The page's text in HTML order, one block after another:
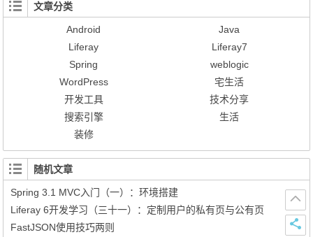
文章分类
Android
Java
Liferay
Liferay7
Spring
weblogic
WordPress
宅生活
开发工具
技术分享
搜索引擎
生活
装修
随机文章
Spring 3.1 MVC入门（一）：环境搭建
Liferay 6开发学习（三十一）：定制用户的私有页与公有页
FastJSON使用技巧两则